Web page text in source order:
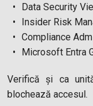
Data Security
Insider Risk
Compliance
Microsoft Entra
Verifică și ca
blochează accesul.